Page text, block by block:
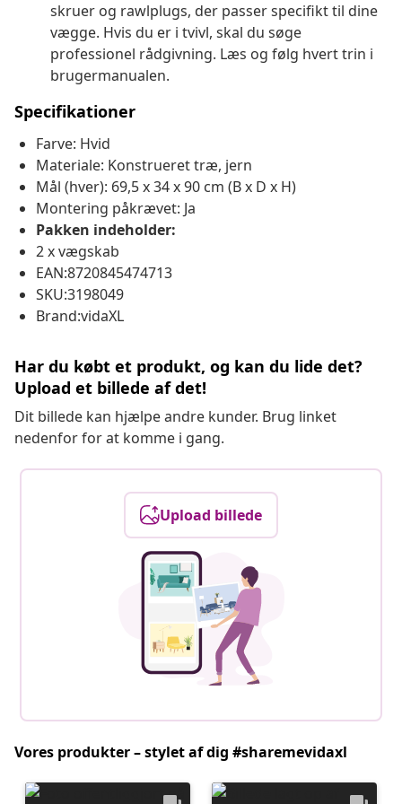
skruer og rawlplugs, der passer specifikt til dine
vægge. Hvis du er i tvivl, skal du søge
professionel rådgivning. Læs og følg hvert trin i
brugermanualen.
Specifikationer
Farve: Hvid
Materiale: Konstrueret træ, jern
Mål (hver): 69,5 x 34 x 90 cm (B x D x H)
Montering påkrævet: Ja
Pakken indeholder:
2 x vægskab
EAN:8720845474713
SKU:3198049
Brand:vidaXL
Har du købt et produkt, og kan du lide det?
Upload et billede af det!
Dit billede kan hjælpe andre kunder. Brug linket
nedenfor for at komme i gang.
Upload billede
Vores produkter – stylet af dig #sharemevidaxl